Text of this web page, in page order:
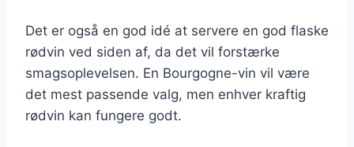
Det er også en god idé at servere en god flaske
rødvin ved siden af, da det vil forstærke
smagsoplevelsen. En Bourgogne-vin vil være
det mest passende valg, men enhver kraftig
rødvin kan fungere godt.